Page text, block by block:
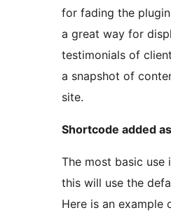
for fading the plugin
a great way for
testimonials of
a snapshot of
site.
Shortcode added
The most basic use
this will use the
Here is an example